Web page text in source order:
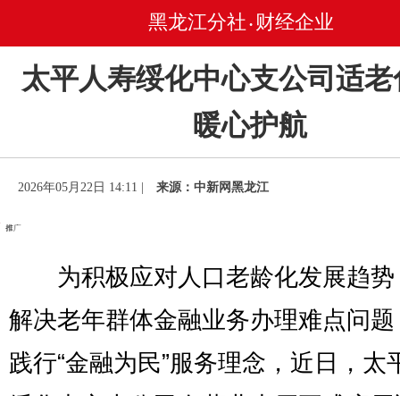
黑龙江分社 • 财经企业
太平人寿绥化中心支公司适
暖心护航
2026年05月22日 14:11 | 来源：中新网黑龙江
为积极应对人口老龄化发展趋势
解决老年群体金融业务办理难点问
践行“金融为民”服务理念，近日，太